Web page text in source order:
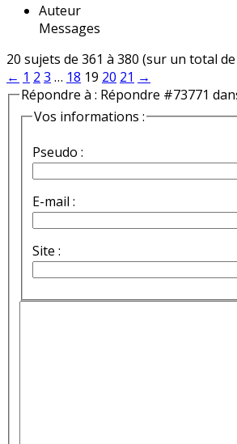
Auteur
Messages
20 sujets de 361 à 380 (sur un total de
← 1 2 3 … 18 19 20 21 →
Répondre à : Répondre #73771
Vos informations :
Pseudo :
E-mail :
Site :